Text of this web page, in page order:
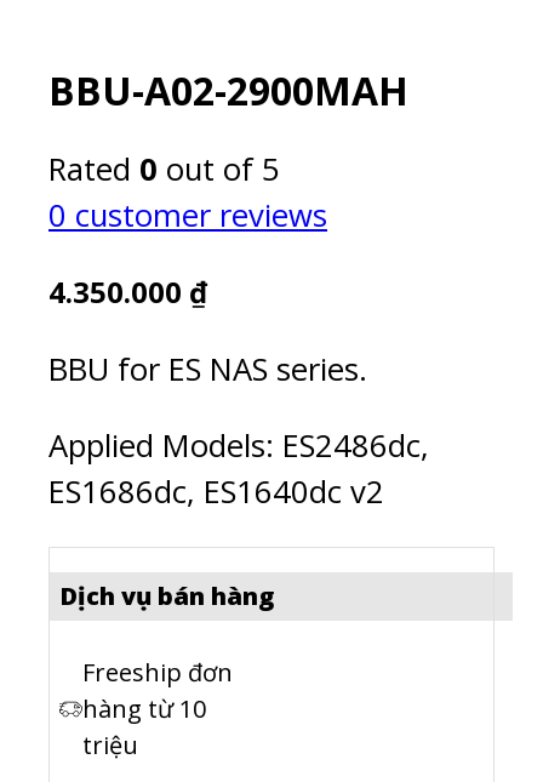
BBU-A02-2900MAH
Rated 0 out of 5
0 customer reviews
4.350.000 ₫
BBU for ES NAS series.
Applied Models: ES2486dc,
ES1686dc, ES1640dc v2
Dịch vụ bán hàng
Freeship đơn
hàng từ 10
triệu